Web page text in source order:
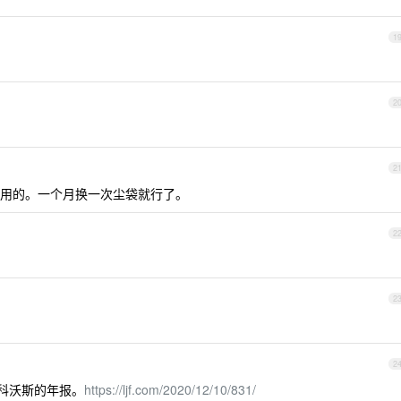
19
20
21
的。一个月换一次尘袋就行了。
22
23
24
斯的年报。 https://ljf.com/2020/12/10/831/